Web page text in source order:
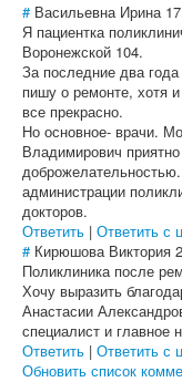
# Васильевна Ирина
Я пациентка
Воронежской 104.
За последние два
пишу о ремонте, хотя
все прекрасно.
Но основное- врачи.
Владимирович
администрации
докторов.
Ответить | Ответить с
# Кирюшова Виктория
Поликлиника после
Хочу выразить
Анастасии
специалист и главное
Ответить | Ответить с
Обновить список